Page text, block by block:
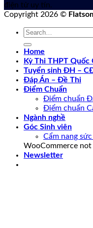
điện tử uy tín.
Copyright 2026 ©
Home
Kỳ Thi THPT Quốc
Tuyển sinh ĐH –
Đáp Án – Đề Thi
Điểm Chuẩn
Điểm chuẩn
Điểm chuẩn
Ngành nghề
Góc Sinh viên
Cẩm nang
WooCommerce not
Newsletter